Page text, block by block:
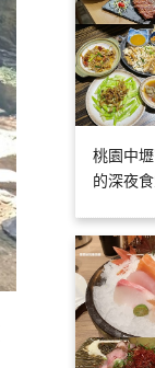
桃園中
的深夜